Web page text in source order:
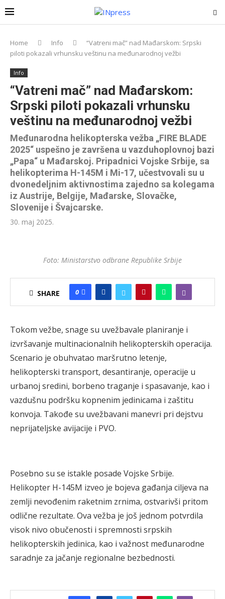
Home Info
“Vatreni mač” nad Mađarskom: Srpski
piloti pokazali vrhunsku veštinu na međunarodnoj vežbi
Info
“Vatreni mač” nad Mađarskom:
Srpski piloti pokazali vrhunsku
veštinu na međunarodnoj vežbi
Međunarodna helikopterska vežba „FIRE BLADE
2025“ uspešno je završena u vazduhoplovnoj bazi
„Papa“ u Mađarskoj. Pripadnici Vojske Srbije, sa
helikopterima H-145M i Mi-17, učestvovali su u
dvonedeljnim aktivnostima zajedno sa kolegama
iz Austrije, Belgije, Mađarske, Slovačke,
Slovenije i Švajcarske.
30. maj 2025.
Foto: Ministarstvo odbrane Republike Srbije
SHARE 0
Tokom vežbe, snage su uvežbavale planiranje i
izvršavanje multinacionalnih helikopterskih operacija.
Scenario je obuhvatao maršrutno letenje,
helikopterski transport, desantiranje, operacije u
urbanoj sredini, borbeno traganje i spasavanje, kao i
vazdušnu podršku kopnenim jedinicama i zaštitu
konvoja. Takođe su uvežbavani manevri pri dejstvu
neprijateljske avijacije i PVO.
Posebno su se istakle posade Vojske Srbije.
Helikopter H-145M izveo je bojeva gađanja ciljeva na
zemlji nevođenim raketnim zrnima, ostvarivši pritom
odlične rezultate. Ova vežba je još jednom potvrdila
visok nivo obučenosti i spremnosti srpskih
helikopterskih jedinica, kao i važnost međunarodne
saradnje za jačanje regionalne bezbednosti.